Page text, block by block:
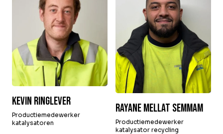
Kevin Ringlever
Productiemedewerker
katalysatoren
Rayane Mellat Semmam
Productiemedewerker
katalysator recycling